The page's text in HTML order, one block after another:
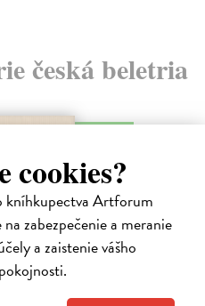
cookies?
kníhkupectva Artforum
zabezpečenie a meranie
a zaistenie vášho
česká beletria